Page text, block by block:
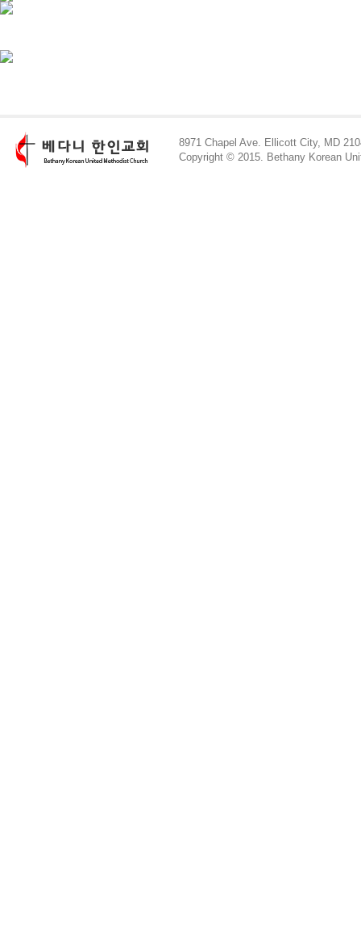
8971 Chapel Ave. Ellicott City, MD
Copyright © 2015. Bethany Korean